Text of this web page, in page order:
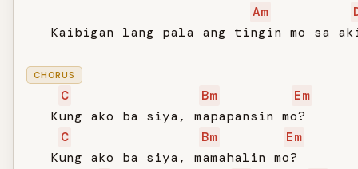
Am
Kaibigan lang pala ang tingin mo sa
CHORUS
C Bm
Em
   Kung ako ba siya, mapapansin mo?
C
Bm
Em
   Kung ako ba siya, mamahalin mo?